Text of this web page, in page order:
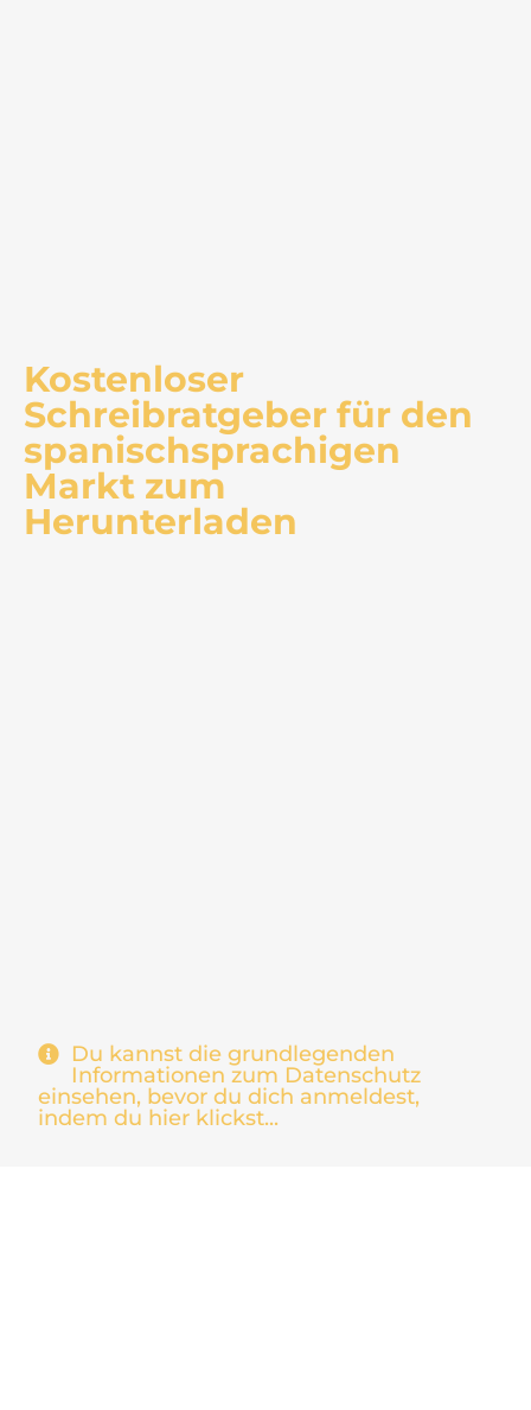
Kostenloser
Schreibratgeber für den
spanischsprachigen
Markt zum
Herunterladen
Du kannst die grundlegenden
Informationen zum Datenschutz
einsehen, bevor du dich anmeldest,
indem du hier klickst...